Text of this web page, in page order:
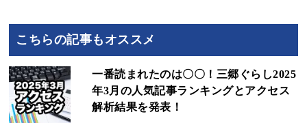
こちらの記事もオススメ
一番読まれたのは〇〇！三郷ぐらし2025
年3月の人気記事ランキングとアクセス
解析結果を発表！